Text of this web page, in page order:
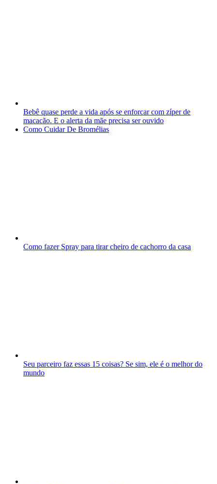
Bebê quase perde a vida após se enforcar com zíper de
macacão. E o alerta da mãe precisa ser ouvido
Como Cuidar De Bromélias
Como fazer Spray para tirar cheiro de cachorro da casa
Seu parceiro faz essas 15 coisas? Se sim, ele é o melhor do
mundo